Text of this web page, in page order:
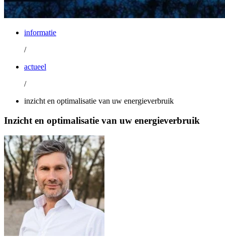
informatie
/
actueel
/
inzicht en optimalisatie van uw energieverbruik
Inzicht en optimalisatie van uw energieverbruik